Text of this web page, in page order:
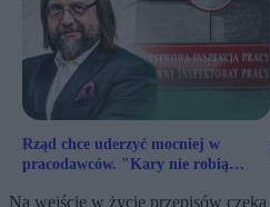
Rząd chce uderzyć mocniej w
pracodawców. "Kary nie robią
Na wejście w życie przepisów